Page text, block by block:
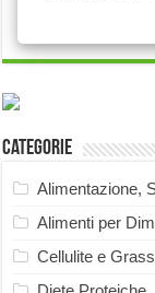
Categorie
Alimentazione,
Alimenti per
Cellulite e